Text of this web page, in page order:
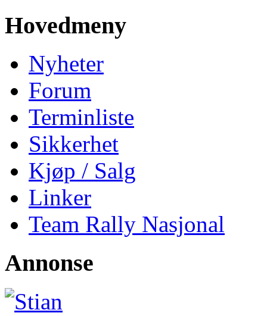
Hovedmeny
Nyheter
Forum
Terminliste
Sikkerhet
Kjøp / Salg
Linker
Team Rally Nasjonal
Annonse